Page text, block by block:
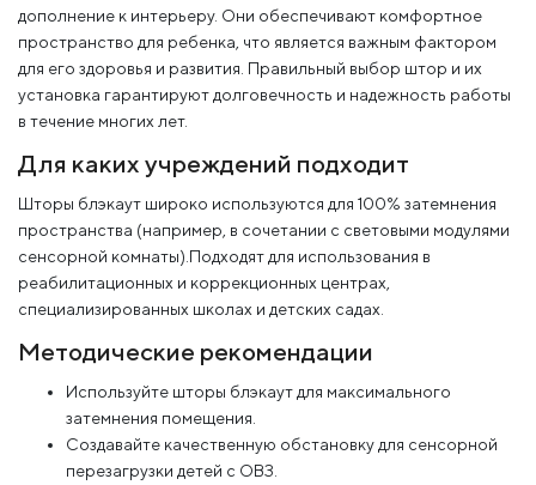
дополнение к интерьеру. Они обеспечивают комфортное
пространство для ребенка, что является важным фактором
для его здоровья и развития. Правильный выбор штор и их
установка гарантируют долговечность и надежность работы
в течение многих лет.
Для каких учреждений подходит
Шторы блэкаут широко используются для 100% затемнения
пространства (например, в сочетании с световыми модулями
сенсорной комнаты).Подходят для использования в
реабилитационных и коррекционных центрах,
специализированных школах и детских садах.
Методические рекомендации
Используйте шторы блэкаут для максимального
затемнения помещения.
Создавайте качественную обстановку для сенсорной
перезагрузки детей с ОВЗ.